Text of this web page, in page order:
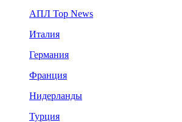
АПЛ Top News
Италия
Германия
Франция
Нидерланды
Турция